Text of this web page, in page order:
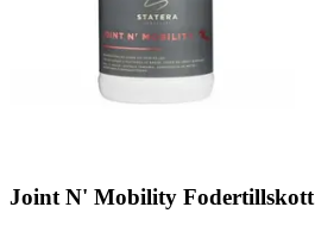
Joint N' Mobility Fodertillskott